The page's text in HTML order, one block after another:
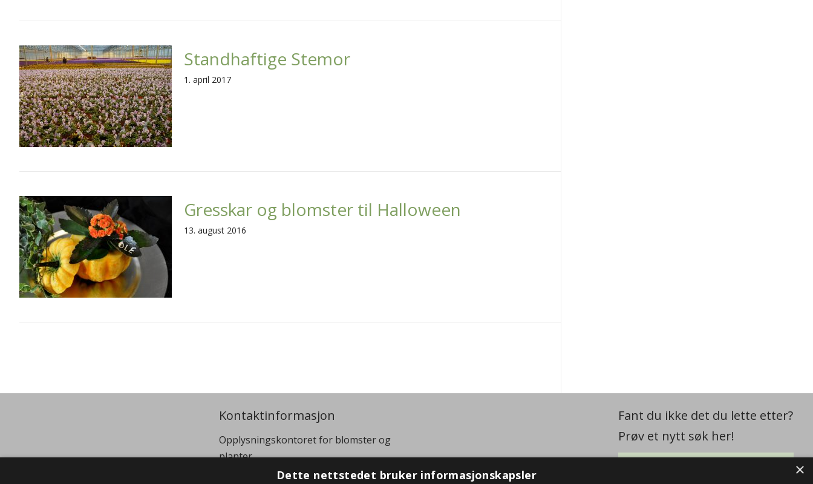
Standhaftige Stemor
1. april 2017
Gresskar og blomster til Halloween
13. august 2016
Kontaktinformasjon
Opplysningskontoret for blomster og
planter
+47 40 07 99 95
Fant du ikke det du lette etter?
Prøv et nytt søk her!
×
Dette nettstedet bruker informasjonskapsler